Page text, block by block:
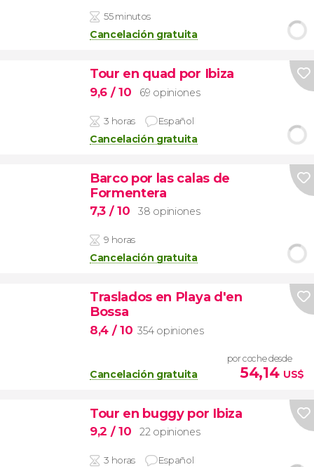
55 minutos
Cancelación gratuita
Tour en quad por Ibiza
9,6 / 10 69 opiniones
3 horas Español
Cancelación gratuita
Barco por las calas de
Formentera
7,3 / 10 38 opiniones
9 horas
Cancelación gratuita
Traslados en Playa d'en
Bossa
8,4 / 10 354 opiniones
Cancelación gratuita
por coche desde
54,14 US$
Tour en buggy por Ibiza
9,2 / 10 22 opiniones
3 horas Español